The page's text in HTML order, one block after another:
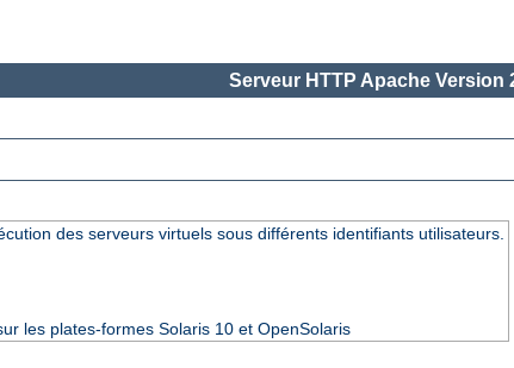
Serveur HTTP Apache Version
des serveurs virtuels sous différents identifiants utilisateurs.
les plates-formes Solaris 10 et OpenSolaris